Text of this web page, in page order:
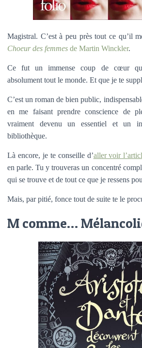
Magistral. C’est à peu près tout ce qu’il
Choeur des femmes de Martin Winckler.
Ce fut un immense coup de cœur
absolument tout le monde. Et que je te
C’est un roman de bien public,
en me faisant prendre conscience de
vraiment devenu un essentiel et un
bibliothèque.
Là encore, je te conseille d’aller voir
en parle. Tu y trouveras un concentré
qui se trouve et de tout ce que je ressens
Mais, par pitié, fonce tout de suite te le
M comme…